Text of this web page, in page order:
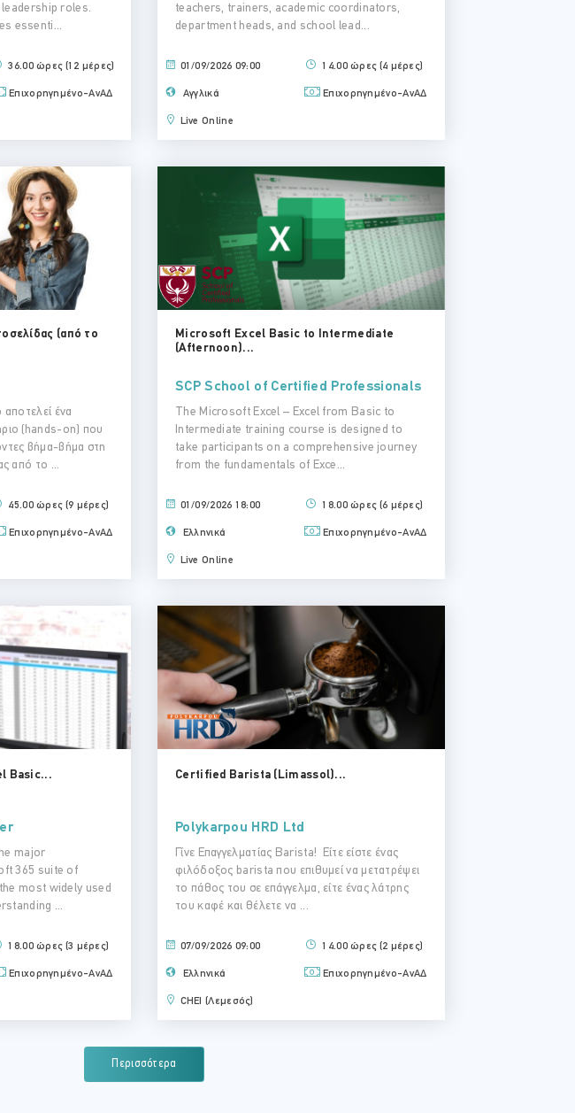
roles.
essenti...
36.00 ώρες (12 μέρες)
Επιχορηγημένο-ΑνΑΔ
teachers, trainers, academic coordinators,
department heads, and school lead...
01/09/2026 09:00 14.00 ώρες (4 μέρες)
Αγγλικά Επιχορηγημένο-ΑνΑΔ
Live Online
(από το
αποτελεί ένα
(hands-on) που
βήμα-βήμα στη
από το ...
45.00 ώρες (9 μέρες)
Επιχορηγημένο-ΑνΑΔ
Microsoft Excel Basic to Intermediate
(Afternoon)...
SCP School of Certified Professionals
The Microsoft Excel – Excel from Basic to
Intermediate training course is designed to
take participants on a comprehensive journey
from the fundamentals of Exce...
01/09/2026 18:00 18.00 ώρες (6 μέρες)
Ελληνικά Επιχορηγημένο-ΑνΑΔ
Live Online
Basic...
major
365 suite of
most widely used
...
18.00 ώρες (3 μέρες)
Επιχορηγημένο-ΑνΑΔ
Certified Barista (Limassol)...
Polykarpou HRD Ltd
Γίνε Επαγγελματίας Barista! Είτε είστε ένας
φιλόδοξος barista που επιθυμεί να μετατρέψει
το πάθος του σε επάγγελμα, είτε ένας λάτρης
του καφέ και θέλετε να ...
07/09/2026 09:00 14.00 ώρες (2 μέρες)
Ελληνικά Επιχορηγημένο-ΑνΑΔ
CHEI (Λεμεσός)
Περισσότερα